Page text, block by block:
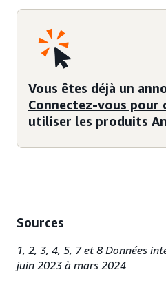
Vous êtes déjà un
Connectez-vous pour
utiliser les produits
Sources
1, 2, 3, 4, 5, 7 et 8 Données
juin 2023 à mars 2024